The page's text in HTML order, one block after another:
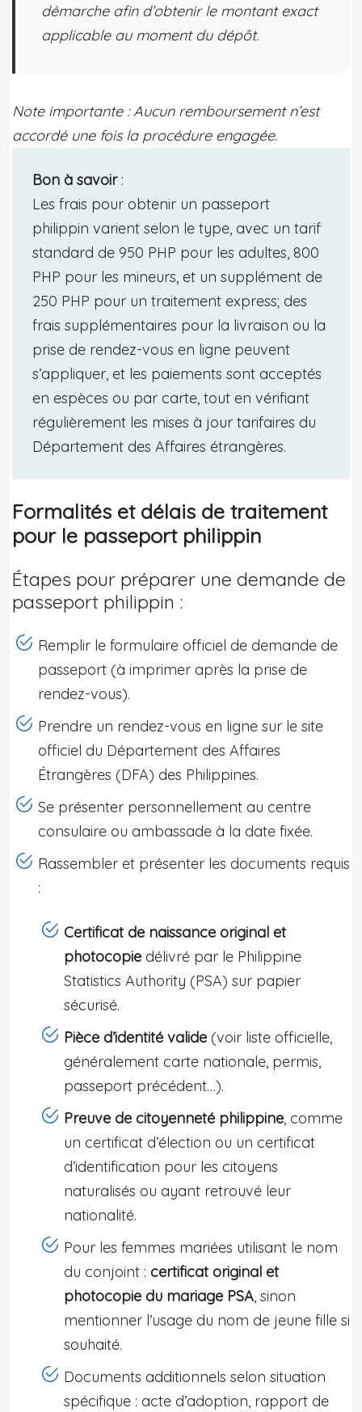
démarche afin d’obtenir le montant exact
applicable au moment du dépôt.
Note importante : Aucun remboursement n’est
accordé une fois la procédure engagée.
Bon à savoir:
Les frais pour obtenir un passeport
philippin varient selon le type, avec un tarif
standard de 950 PHP pour les adultes, 800
PHP pour les mineurs, et un supplément de
250 PHP pour un traitement express; des
frais supplémentaires pour la livraison ou la
prise de rendez-vous en ligne peuvent
s’appliquer, et les paiements sont acceptés
en espèces ou par carte, tout en vérifiant
régulièrement les mises à jour tarifaires du
Département des Affaires étrangères.
Formalités et délais de traitement
pour le passeport philippin
Étapes pour préparer une demande de
passeport philippin :
Remplir le formulaire officiel de demande de
passeport (à imprimer après la prise de
rendez-vous).
Prendre un rendez-vous en ligne sur le site
officiel du Département des Affaires
Étrangères (DFA) des Philippines.
Se présenter personnellement au centre
consulaire ou ambassade à la date fixée.
Rassembler et présenter les documents requis
:
Certificat de naissance original et
photocopie délivré par le Philippine
Statistics Authority (PSA) sur papier
sécurisé.
Pièce d’identité valide (voir liste officielle,
généralement carte nationale, permis,
passeport précédent…).
Preuve de citoyenneté philippine, comme
un certificat d’élection ou un certificat
d’identification pour les citoyens
naturalisés ou ayant retrouvé leur
nationalité.
Pour les femmes mariées utilisant le nom
du conjoint : certificat original et
photocopie du mariage PSA, sinon
mentionner l’usage du nom de jeune fille si
souhaité.
Documents additionnels selon situation
spécifique : acte d’adoption, rapport de